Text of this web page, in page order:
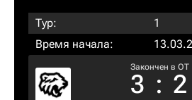
Тур:
1
Время начала:
Закончен в OT
3 : 2